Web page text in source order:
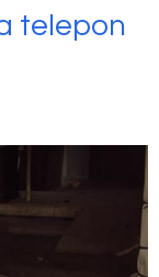
telepon